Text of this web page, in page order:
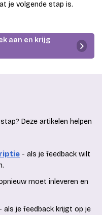
je volgende stap is.
aan en krijg
Deze artikelen helpen
- als je feedback wilt
moet inleveren en
- als je feedback krijgt op je